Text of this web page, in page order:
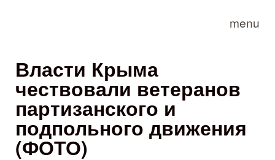
menu
Власти Крыма
чествовали ветеранов
партизанского и
подпольного движения
(ФОТО)